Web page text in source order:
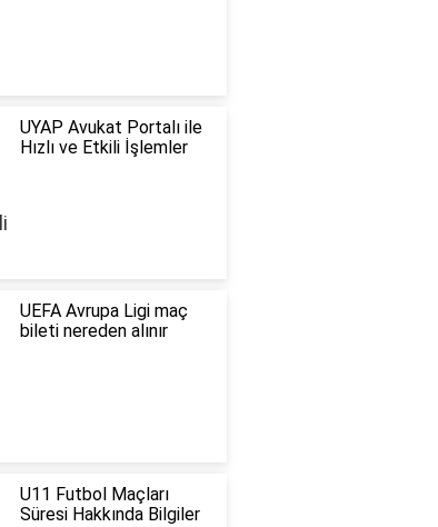
UYAP Avukat Portalı ile
Hızlı ve Etkili İşlemler
UEFA Avrupa Ligi maç
bileti nereden alınır
U11 Futbol Maçları
Süresi Hakkında Bilgiler